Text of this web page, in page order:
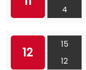
4
12
15
12